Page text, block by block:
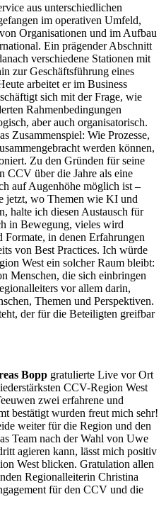
aus unterschiedlichen
im operativen Umfeld,
Organisationen und im Aufbau
Ein prägender Abschnitt
verschiedene Stationen mit
zur Geschäftsführung eines
arbeitet er im Business
sich mit der Frage, wie
Rahmenbedingungen
aber auch organisatorisch.
Zusammenspiel: Wie Prozesse,
werden können,
Zu den Gründen für seine
CCV über die Jahre als eine
auf Augenhöhe möglich ist –
jetzt, wo Themen wie KI und
halte ich diesen Austausch für
in Bewegung, vieles wird
in denen Erfahrungen
von Best Practices. Ich würde
West ein solcher Raum bleibt:
Menschen, die sich einbringen
vor allem darin,
Themen und Perspektiven.
der für die Beteiligten greifbar
Bopp gratulierte Live vor Ort
CCV-Region West
zwei erfahrene und
bestätigt wurden freut mich sehr!
weiter für die Region und den
Team nach der Wahl von Uwe
agieren kann, lässt mich positiv
West blicken. Gratulation allen
Regionalleiterin Christina
für den CCV und die